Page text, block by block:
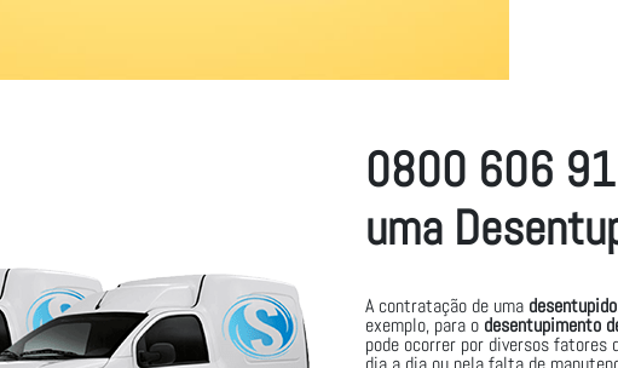
0800 606
uma
A contratação de uma
exemplo, para o desentupimento
pode ocorrer por diversos fatores